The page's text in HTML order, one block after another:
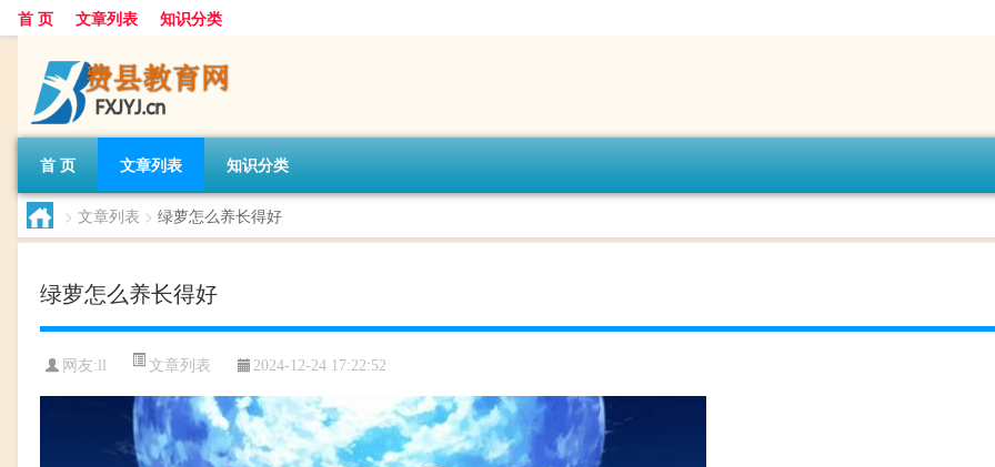
首 页 文章列表 知识分类
首 页 文章列表 知识分类
> 文章列表 > 绿萝怎么养长得好
绿萝怎么养长得好
网友: 文章列表 2024-12-24 17:22:52